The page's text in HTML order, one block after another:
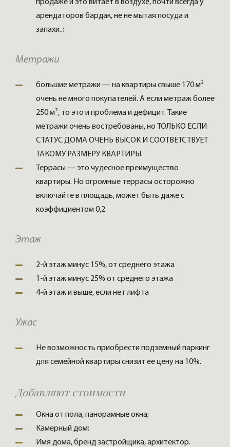
продаже и это витает в воздухе, почти всегда у
арендаторов бардак, не не мытая посуда и
запахи..;
Метражи
большие метражи — на квартиры свыше 170 м²
очень не много покупателей. А если метраж более
250 м², то это и проблема и дефицит. Такие
метражи очень востребованы, но ТОЛЬКО ЕСЛИ
СТАТУС ДОМА ОЧЕНЬ ВЫСОК И СООТВЕТСТВУЕТ
ТАКОМУ РАЗМЕРУ КВАРТИРЫ.
Террасы — это чудесное преимущество
квартиры. Но огромные террасы осторожно
включайте в площадь, может быть даже с
коэффициентом 0,2.
Этаж
2-й этаж минус 15%, от среднего этажа
1-й этаж минус 25% от среднего этажа
4-й этаж и выше, если нет лифта
Ужас
Не возможность приобрести подземный паркинг
для семейной квартиры снизит ее цену на 10%.
Добавляют стоимости
Окна от пола, панорамные окна;
Камерный дом;
Имя дома, бренд застройщика, архитектор.